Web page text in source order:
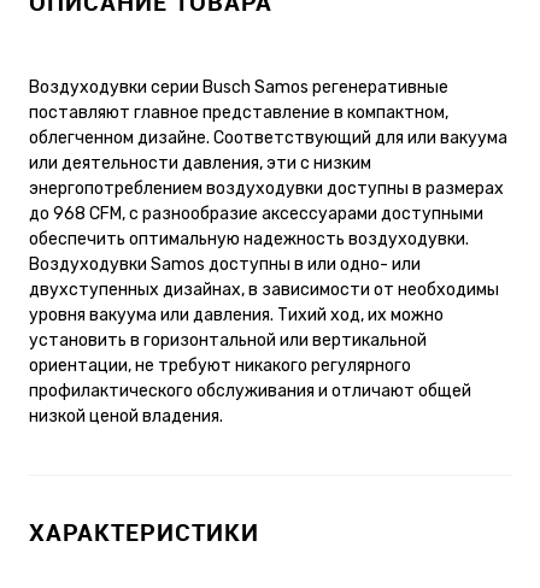
Воздуходувки серии Busch Samos регенеративные
поставляют главное представление в компактном,
облегченном дизайне. Соответствующий для или вакуума
или деятельности давления, эти с низким
энергопотреблением воздуходувки доступны в размерах
до 968 CFM, с разнообразие аксессуарами доступными
обеспечить оптимальную надежность воздуходувки.
Воздуходувки Samos доступны в или одно- или
двухступенных дизайнах, в зависимости от необходимы
уровня вакуума или давления. Тихий ход, их можно
установить в горизонтальной или вертикальной
ориентации, не требуют никакого регулярного
профилактического обслуживания и отличают общей
низкой ценой владения.
ХАРАКТЕРИСТИКИ